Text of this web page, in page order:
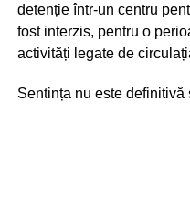
detenție într-un centru
fost interzis, pentru o
activități legate de
Sentința nu este definitivă